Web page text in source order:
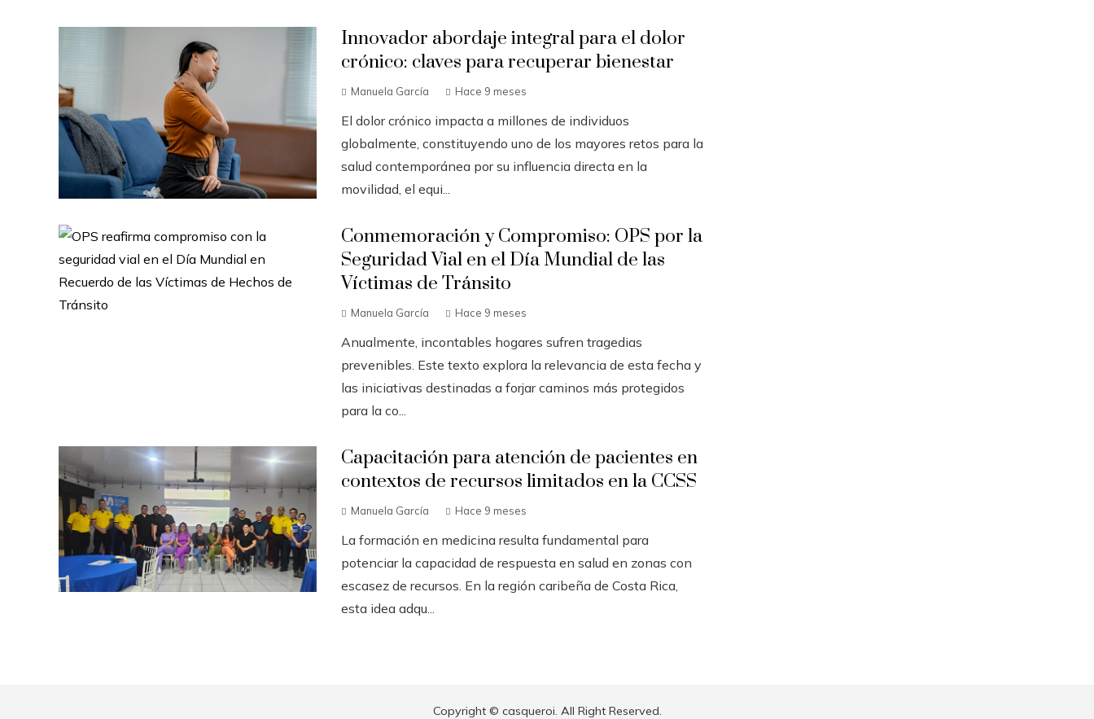
Innovador abordaje integral para el dolor
crónico: claves para recuperar bienestar
Manuela García Hace 9 meses
El dolor crónico impacta a millones de individuos
globalmente, constituyendo uno de los mayores retos para la
salud contemporánea por su influencia directa en la
movilidad, el equi...
Conmemoración y Compromiso: OPS por la
Seguridad Vial en el Día Mundial de las
Víctimas de Tránsito
Manuela García Hace 9 meses
Anualmente, incontables hogares sufren tragedias
prevenibles. Este texto explora la relevancia de esta fecha y
las iniciativas destinadas a forjar caminos más protegidos
para la co...
Capacitación para atención de pacientes en
contextos de recursos limitados en la CCSS
Manuela García Hace 9 meses
La formación en medicina resulta fundamental para
potenciar la capacidad de respuesta en salud en zonas con
escasez de recursos. En la región caribeña de Costa Rica,
esta idea adqu...
Copyright © casqueroi. All Right Reserved.